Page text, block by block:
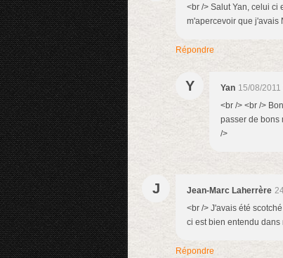
<br /> Salut Yan, celui ci
m'apercevoir que j'avais
Répondre
Y Yan 15/08/2011
<br /> <br />
passer de bons
/>
J Jean-Marc Laherrère
<br /> J'avais été
ci est bien entendu dans
Répondre